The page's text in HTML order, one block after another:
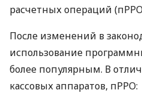
расчетных операций
После изменений в
использование
более популярным. В
кассовых аппаратов, пРРО: